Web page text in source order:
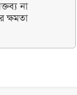
না
ক্ষমতা